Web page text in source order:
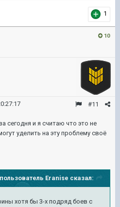
1
10
#11
сегодня и я считаю что это не
уделить на эту проблему своё
Eranise сказал:
хотя бы 3-х подряд боев с